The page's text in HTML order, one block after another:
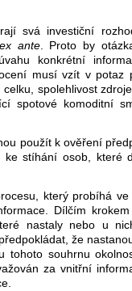
svá investiční
ex ante. Proto by
konkrétní
musí vzít v potaz
spolehlivost
spotové komoditní
použít k ověření
stíhání osob, které
který probíhá
Dílčím
nastaly nebo u
že
tohoto souhrnu
za vnitřní